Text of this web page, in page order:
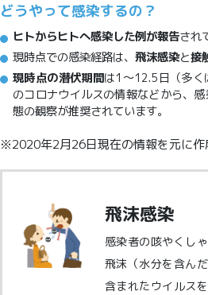
どうやって感染するの？
ヒトからヒトへ感染した例が報告され
現時点での感染経路は、 飛沫感染と接
現時点の潜伏期間は1～12.5日（多
のコロナウイルスの情報などから、感
態の観察が推奨されています。
※2020年2月26日現在の情報を元に作
飛沫感染
感染者の咳やくし
飛沫（水分を含ん
含まれたウイルス